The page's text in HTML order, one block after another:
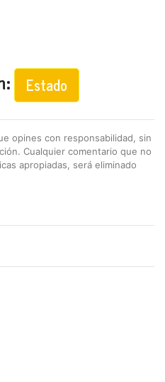
Estado
opines con responsabilidad, sin
Cualquier comentario que no
apropiadas, será eliminado